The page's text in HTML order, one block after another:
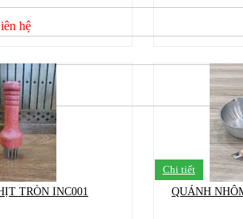
hệ
TRÒN INC001
Chi tiết
QUÁNH